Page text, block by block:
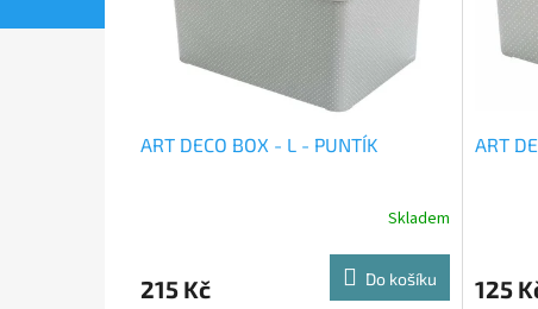
ART DECO BOX - L - PUNTÍK
Skladem
215 Kč Do košíku
ART
125